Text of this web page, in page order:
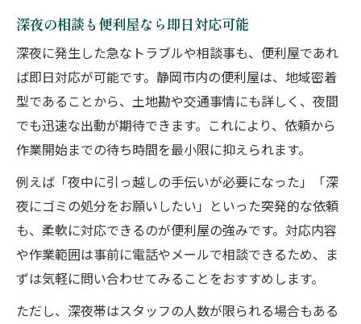
深夜の相談も便利屋なら即日対応可能
深夜に発生した急なトラブルや相談事も、便利屋であれ
ば即日対応が可能です。静岡市内の便利屋は、地域密着
型であることから、土地勘や交通事情にも詳しく、夜間
でも迅速な出動が期待できます。これにより、依頼から
作業開始までの待ち時間を最小限に抑えられます。
例えば「夜中に引っ越しの手伝いが必要になった」「深
夜にゴミの処分をお願いしたい」といった突発的な依頼
も、柔軟に対応できるのが便利屋の強みです。対応内容
や作業範囲は事前に電話やメールで相談できるため、ま
ずは気軽に問い合わせてみることをおすすめします。
ただし、深夜帯はスタッフの人数が限られる場合もある